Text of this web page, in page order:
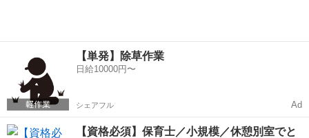
【単発】除草作業
日給10000円〜
シェアフル Ad
【資格必須】保育士／小規模／休憩別室でと